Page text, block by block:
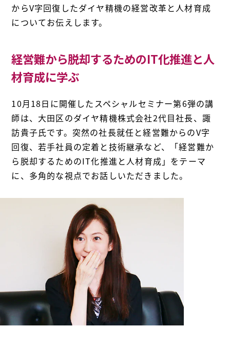
からV字回復したダイヤ精機の経営改革と人材育成
についてお伝えします。
経営難から脱却するためのIT化推進と人
材育成に学ぶ
10月18日に開催したスペシャルセミナー第6弾の講
師は、大田区のダイヤ精機株式会社2代目社長、諏
訪貴子氏です。突然の社長就任と経営難からのV字
回復、若手社員の定着と技術継承など、「経営難か
ら脱却するためのIT化推進と人材育成」をテーマ
に、多角的な視点でお話しいただきました。